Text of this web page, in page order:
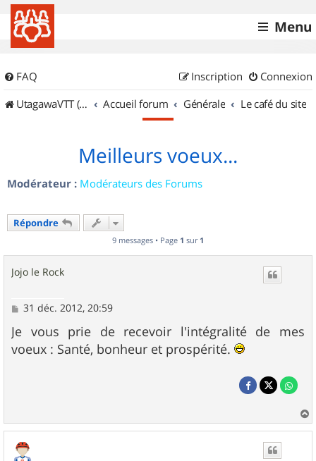
Menu
FAQ Connexion
Inscription
UtagawaVTT (Randos VTT et VTTAE avec traces GPS)
Accueil forum Générale Le café du site
Meilleurs voeux...
Modérateur : Modérateurs des Forums
Répondre
9 messages • Page 1 sur 1
Jojo le Rock
M
s
s
a
31 déc. 2012, 20:59
Je vous prie de recevoir l'intégralité de mes
voeux : Santé, bonheur et prospérité.
a